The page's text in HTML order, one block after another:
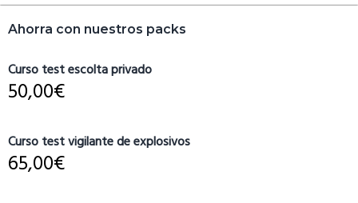
lateral
primaria
Ahorra con nuestros packs
Curso test escolta privado
50,00€
Curso test vigilante de explosivos
65,00€